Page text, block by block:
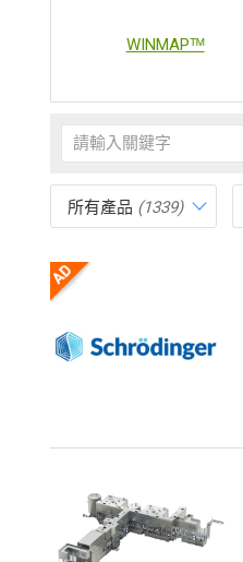
WINMAPᵀᴹ
所有產品 (1339)